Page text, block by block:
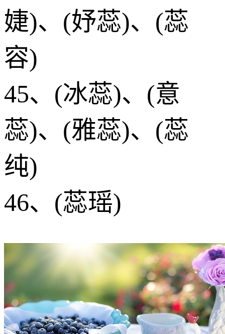
婕)、(妤蕊)、(蕊
容)
45、(冰蕊)、(意
蕊)、(雅蕊)、(蕊
纯)
46、(蕊瑶)